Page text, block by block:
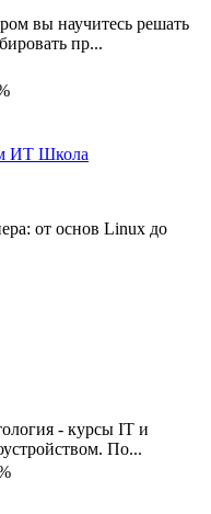
вы научитесь решать
пр...
ИТ Школа
от основ Linux до
- курсы IT и
По...